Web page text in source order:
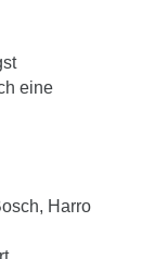
eine
Harro